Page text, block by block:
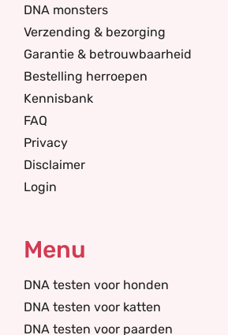
DNA monsters
Verzending & bezorging
Garantie & betrouwbaarheid
Bestelling herroepen
Kennisbank
FAQ
Privacy
Disclaimer
Login
Menu
DNA testen voor honden
DNA testen voor katten
DNA testen voor paarden